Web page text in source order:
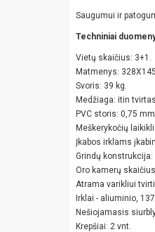
Saugumui ir
Techniniai
Vietų skaičius: 3+1.
Matmenys:
Svoris: 39 kg.
Medžiaga: itin
PVC storis: 0,75
Meškerykočių
Įkabos irklams
Grindų konstrukcija:
Oro kamerų
Atrama varikliui
Irklai - aliuminio,
Nešiojamasis
Krepšiai: 2 vnt.